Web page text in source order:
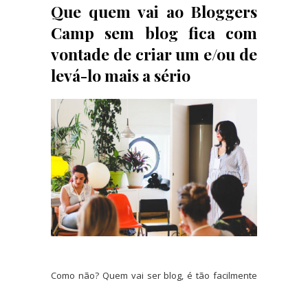
Que quem vai ao Bloggers
Camp sem blog fica com
vontade de criar um e/ou de
levá-lo mais a sério
Como não? Quem vai ser blog, é tão facilmente